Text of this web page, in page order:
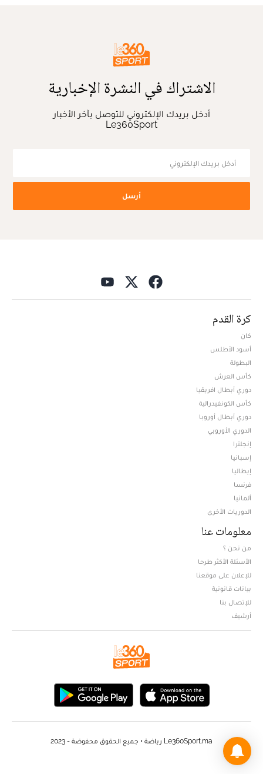
الاشتراك في النشرة الإخبارية
أدخل بريدك الإلكتروني للتوصل بآخر الأخبار
Le360Sport
أرسل
كرة القدم
كان
أسود الأطلس
البطولة
كأس العرش
دوري أبطال افريقيا
كأس الكونفيدرالية
دوري أبطال أوروبا
الدوري الأوروبي
إنجلترا
إسبانيا
إيطاليا
فرنسا
ألمانيا
الدوريات الأخرى
معلومات عنا
من نحن ؟
الأسئلة الأكثر طرحا
للإعلان على موقعنا
بيانات قانونية
للإتصال بنا
أرشيف
Le360Sport.ma رياضة • جميع الحقوق محفوضة - 2023